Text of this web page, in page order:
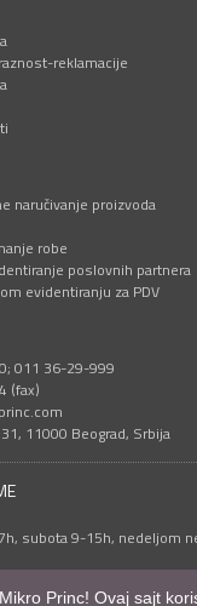
reklamacije
naručivanje proizvoda
robe
poslovnih partnera
evidentiranju za PDV
011 36-29-999
(fax)
11000 Beograd, Srbija
subota 9-15h, nedeljom
Princ! Ovaj sajt